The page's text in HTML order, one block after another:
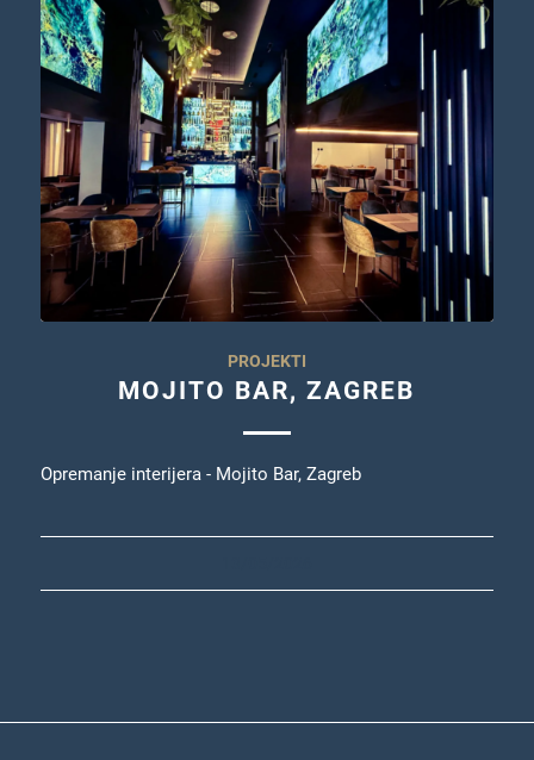
PROJEKTI
MOJITO BAR, ZAGREB
Opremanje interijera - Mojito Bar, Zagreb